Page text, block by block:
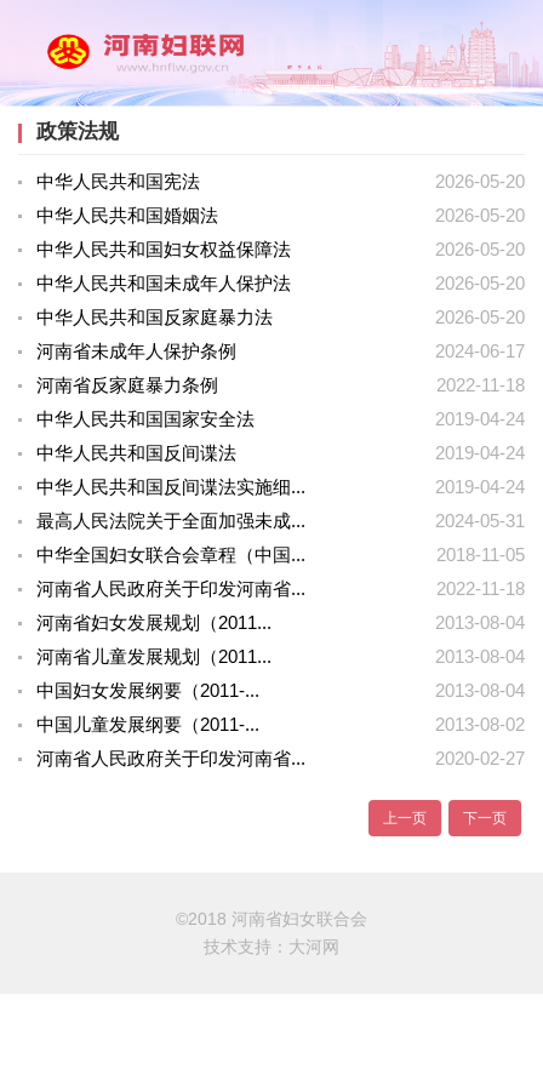
政策法规
2026-05-20
中华人民共和国宪法
2026-05-20
中华人民共和国婚姻法
2026-05-20
中华人民共和国妇女权益保障法
2026-05-20
中华人民共和国未成年人保护法
2026-05-20
中华人民共和国反家庭暴力法
2024-06-17
河南省未成年人保护条例
2022-11-18
河南省反家庭暴力条例
2019-04-24
中华人民共和国国家安全法
2019-04-24
中华人民共和国反间谍法
2019-04-24
中华人民共和国反间谍法实施细...
2024-05-31
最高人民法院关于全面加强未成...
2018-11-05
中华全国妇女联合会章程（中国...
2022-11-18
河南省人民政府关于印发河南省...
2013-08-04
河南省妇女发展规划（2011...
2013-08-04
河南省儿童发展规划（2011...
2013-08-04
中国妇女发展纲要（2011-...
2013-08-02
中国儿童发展纲要（2011-...
2020-02-27
河南省人民政府关于印发河南省...
上一页 下一页
©2018 河南省妇女联合会
技术支持： 大河网